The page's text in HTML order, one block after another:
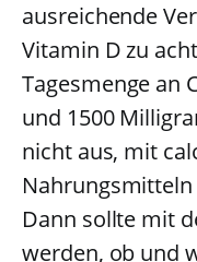
ausreichende
Vitamin D zu
Tagesmenge an
und 1500
nicht aus, mit
Dann sollte mit
werden, ob und